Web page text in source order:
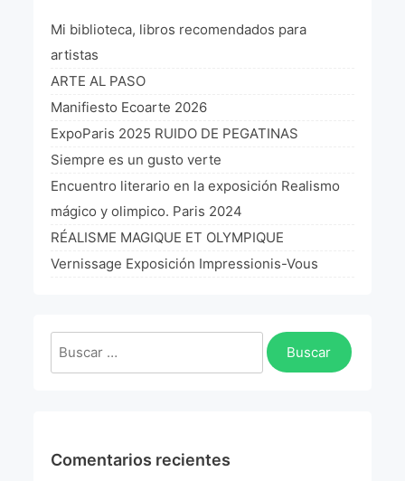
¡VIVE Molière! Un hommage latino-américain à
Exposición París 2021 “Traverser ton miroir” «A
La Formule de l’art París 2020
L’art Colombien à Paris 2019
L’art Latino-américain à Paris 2019
Reflecting Source. NY 2019
Commissaire D’exposition
Manifiesto Ecoarte
Mi biblioteca, libros recomendados para
artistas
ARTE AL PASO
Manifiesto Ecoarte 2026
ExpoParis 2025 RUIDO DE PEGATINAS
Siempre es un gusto verte
Encuentro literario en la exposición Realismo
mágico y olimpico. Paris 2024
RÉALISME MAGIQUE ET OLYMPIQUE
Vernissage Exposición Impressionis-Vous
Buscar:
Comentarios recientes